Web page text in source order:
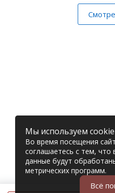
Мы используем
Во время посещения
соглашаетесь с тем, что
данные будут
метрических программ.
Всё